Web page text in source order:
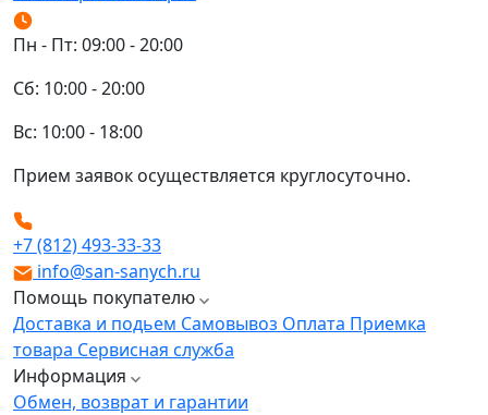
Пн - Пт: 09:00 - 20:00
Сб: 10:00 - 20:00
Вс: 10:00 - 18:00
Прием заявок осуществляется круглосуточно.
+7 (812) 493-33-33
info@san-sanych.ru
Помощь покупателю
Доставка и подьем Самовывоз Оплата Приемка
товара Сервисная служба
Информация
Обмен, возврат и гарантии